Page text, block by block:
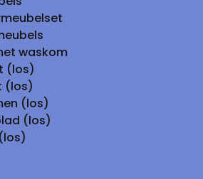
waskom
(los)
(los)
(los)
(los)